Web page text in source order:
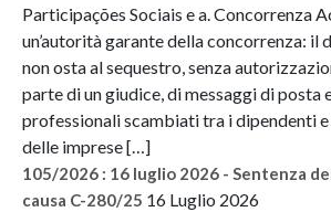
Participações Sociais e a. Concorrenza
un’autorità garante della concorrenza: il
non osta al sequestro, senza
parte di un giudice, di messaggi di posta
professionali scambiati tra i dipendenti
delle imprese […]
105/2026 : 16 luglio 2026 - Sentenza
causa C-280/25 16 Luglio 2026